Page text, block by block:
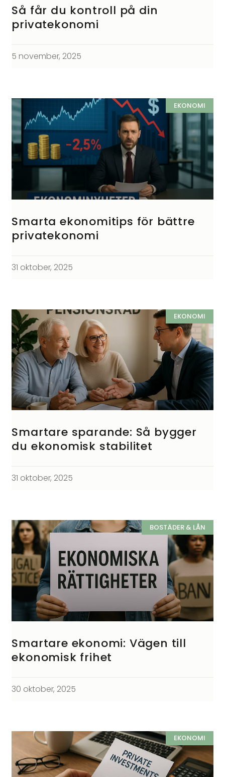
Så får du kontroll på din
privatekonomi
5 november, 2025
EKONOMI
Smarta ekonomitips för bättre
privatekonomi
31 oktober, 2025
EKONOMI
Smartare sparande: Så bygger
du ekonomisk stabilitet
31 oktober, 2025
BOSTÄDER & LÅN
Smartare ekonomi: Vägen till
ekonomisk frihet
30 oktober, 2025
EKONOMI